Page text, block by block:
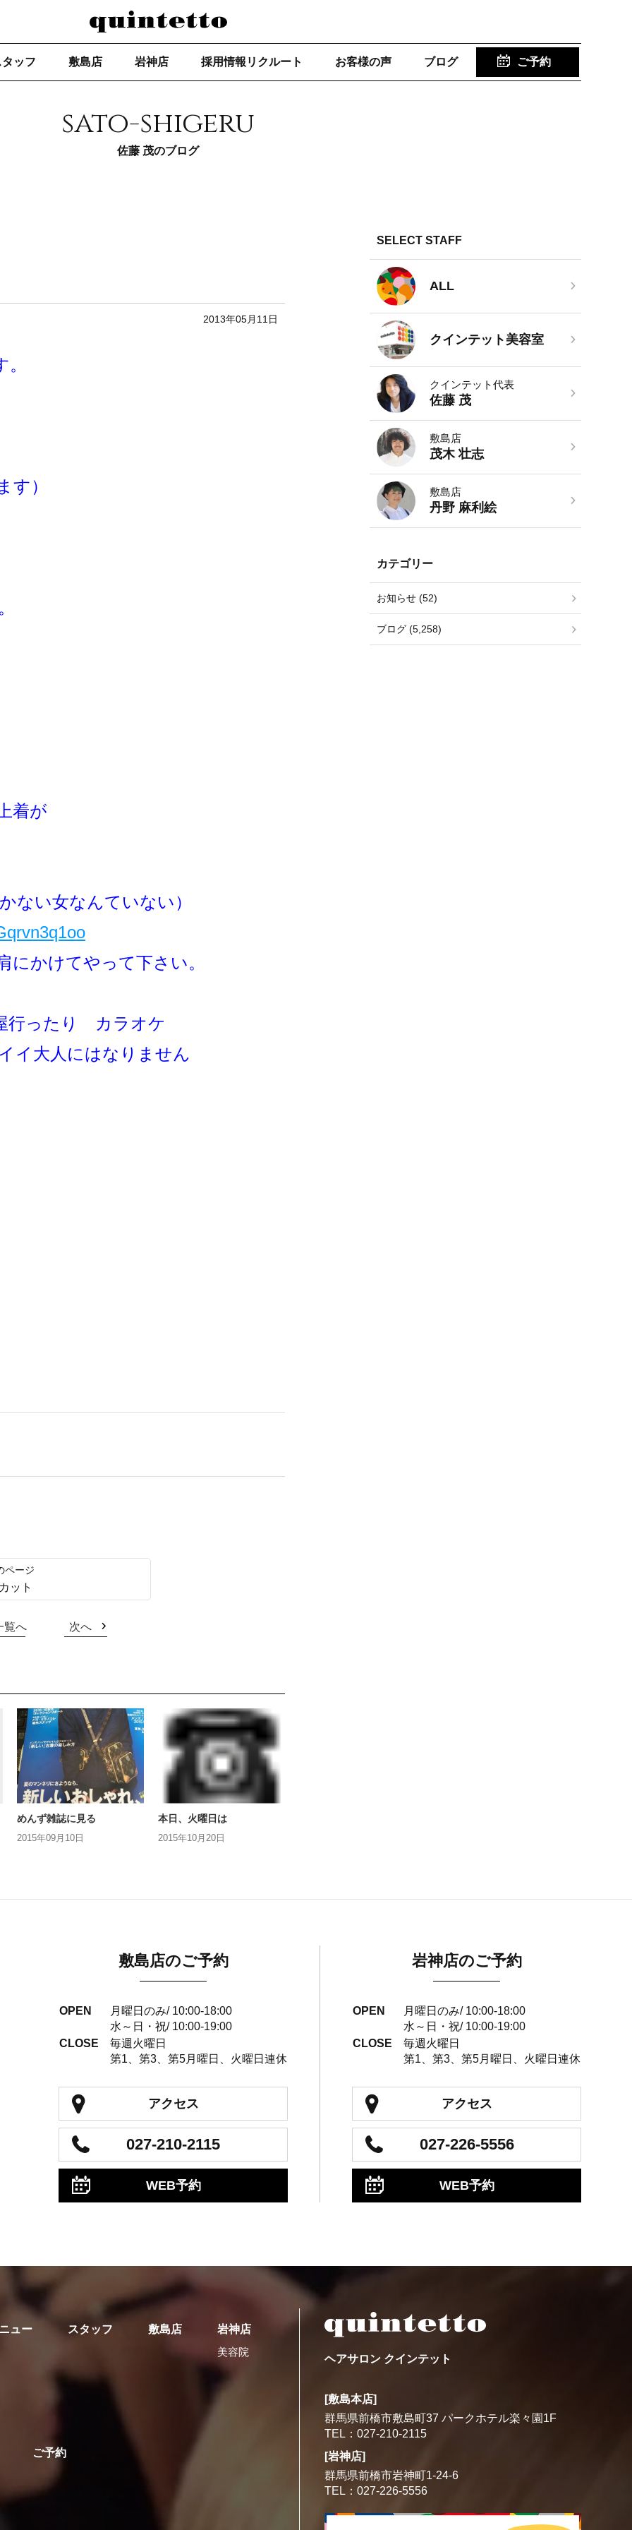
ッフ 敷島店 岩神店 採用情報リクルート お客様の声 ブログ ご予約
sato-shigeru
佐藤 茂のブログ
2013年05月11日
す）
着が
ない女なんていない）
かけてやって下さい。
行ったり カラオケ
イ大人にはなりません
ット
覧へ 次へ
めんず雑誌に見る
2015年09月10日
本日、火曜日は
2015年10月20日
SELECT STAFF
ALL
クインテット美容室
クインテット代表
佐藤 茂
敷島店
茂木 壮志
敷島店
丹野 麻利絵
カテゴリー
お知らせ (52)
ブログ (5,258)
敷島店のご予約
OPEN
月曜日のみ/ 10:00-18:00
水～日・祝/ 10:00-19:00
CLOSE
毎週火曜日
第1、第3、第5月曜日、火曜日連休
アクセス
027-210-2115
WEB予約
岩神店のご予約
OPEN
月曜日のみ/ 10:00-18:00
水～日・祝/ 10:00-19:00
CLOSE
毎週火曜日
第1、第3、第5月曜日、火曜日連休
アクセス
027-226-5556
WEB予約
ュー スタッフ 敷島店
岩神店
美容院
ご予約
ヘアサロン クインテット
[敷島本店]
群馬県前橋市敷島町37 パークホテル楽々園1F
TEL：027-210-2115
[岩神店]
群馬県前橋市岩神町1-24-6
TEL：027-226-5556